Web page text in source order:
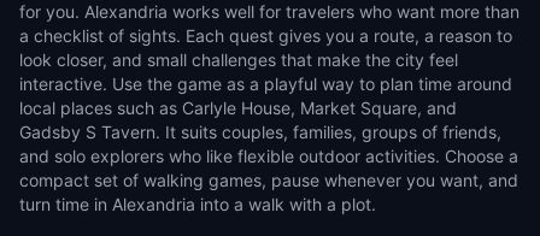
for you. Alexandria works well for travelers who want more than
a checklist of sights. Each quest gives you a route, a reason to
look closer, and small challenges that make the city feel
interactive. Use the game as a playful way to plan time around
local places such as Carlyle House, Market Square, and
Gadsby S Tavern. It suits couples, families, groups of friends,
and solo explorers who like flexible outdoor activities. Choose a
compact set of walking games, pause whenever you want, and
turn time in Alexandria into a walk with a plot.